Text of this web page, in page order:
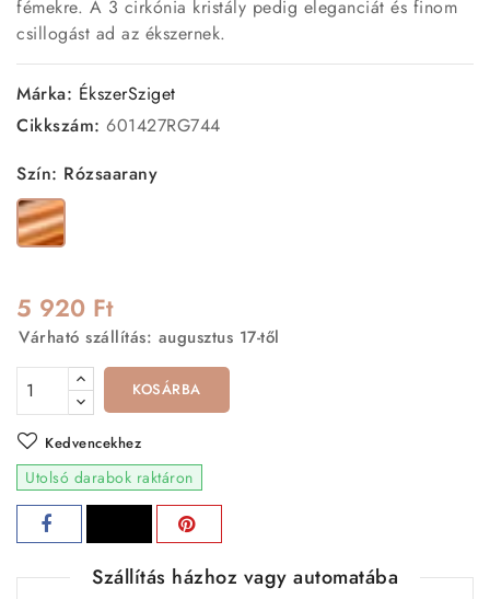
fémekre. A 3 cirkónia kristály pedig eleganciát és finom
csillogást ad az ékszernek.
Márka: ÉkszerSziget
Cikkszám: 601427RG744
Szín: Rózsaarany
Rózsaarany
5 920 Ft
Várható szállítás: augusztus 17-től
KOSÁRBA
Kedvencekhez
Utolsó darabok raktáron
Szállítás házhoz vagy automatába